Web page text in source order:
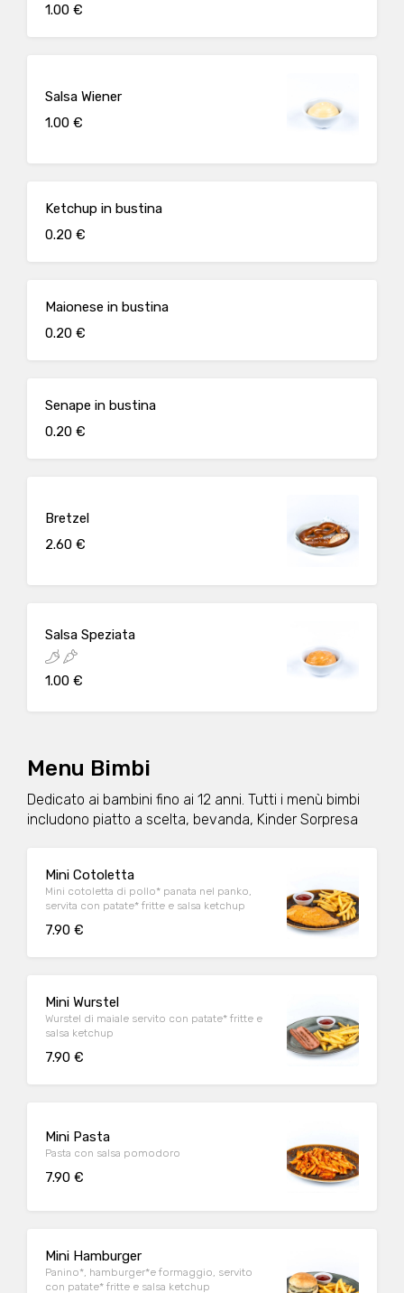
1.00 €
Salsa Wiener
1.00 €
Ketchup in bustina
0.20 €
Maionese in bustina
0.20 €
Senape in bustina
0.20 €
Bretzel
2.60 €
Salsa Speziata
1.00 €
Menu Bimbi
Dedicato ai bambini fino ai 12 anni. Tutti i menù bimbi
includono piatto a scelta, bevanda, Kinder Sorpresa
Mini Cotoletta
Mini cotoletta di pollo* panata nel panko,
servita con patate* fritte e salsa ketchup
7.90 €
Mini Wurstel
Wurstel di maiale servito con patate* fritte e
salsa ketchup
7.90 €
Mini Pasta
Pasta con salsa pomodoro
7.90 €
Mini Hamburger
Panino*, hamburger*e formaggio, servito
con patate* fritte e salsa ketchup